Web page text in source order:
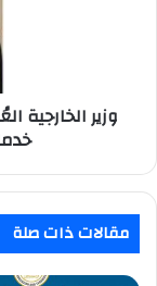
هرمز
طوعية
للملاحة
وزير
مقالات ذات صلة